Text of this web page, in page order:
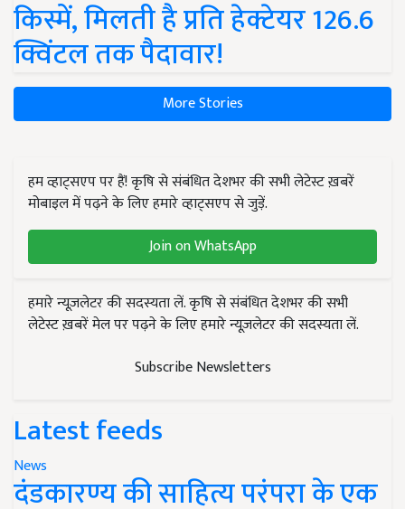
किस्में, मिलती है प्रति हेक्टेयर 126.6
क्विंटल तक पैदावार!
More Stories
हम व्हाट्सएप पर हैं! कृषि से संबंधित देशभर की सभी लेटेस्ट ख़बरें
मोबाइल में पढ़ने के लिए हमारे व्हाट्सएप से जुड़ें.
Join on WhatsApp
हमारे न्यूज़लेटर की सदस्यता लें. कृषि से संबंधित देशभर की सभी
लेटेस्ट ख़बरें मेल पर पढ़ने के लिए हमारे न्यूज़लेटर की सदस्यता लें.
Subscribe Newsletters
Latest feeds
News
दंडकारण्य की साहित्य परंपरा के एक